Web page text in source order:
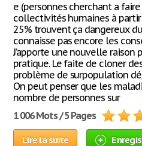
e (personnes cherchant a
collectivités humaines à
25% trouvent ça dangereux
connaisse pas encore les
J’apporte une nouvelle
pratique. Le faite de cloner
problème de surpopulation
On peut penser que les
nombre de personnes sur
1 006 Mots / 5 Pages
Lire la suite